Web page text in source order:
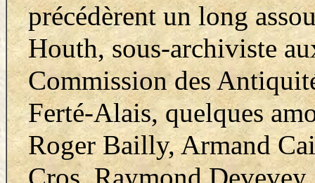
précédèrent un long
Houth, sous-archiviste
Commission des
Ferté-Alais, quelques
Roger Bailly, Armand